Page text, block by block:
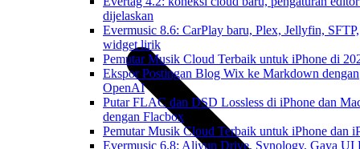
dijelaskan
Evermusic 8.6: CarPlay baru, Plex, Jellyfin, SFTP,
widget lirik
Pemutar Musik Cloud Terbaik untuk iPhone di
Ekspor Postingan Blog Wix ke Markdown dengan
OpenAI
Putar FLAC dan DSD Lossless di iPhone dan
dengan Flacbox
Pemutar Musik Cloud Terbaik untuk iPhone dan
Evermusic 6.8: Aliyun Drive, Synology, Gaya UI